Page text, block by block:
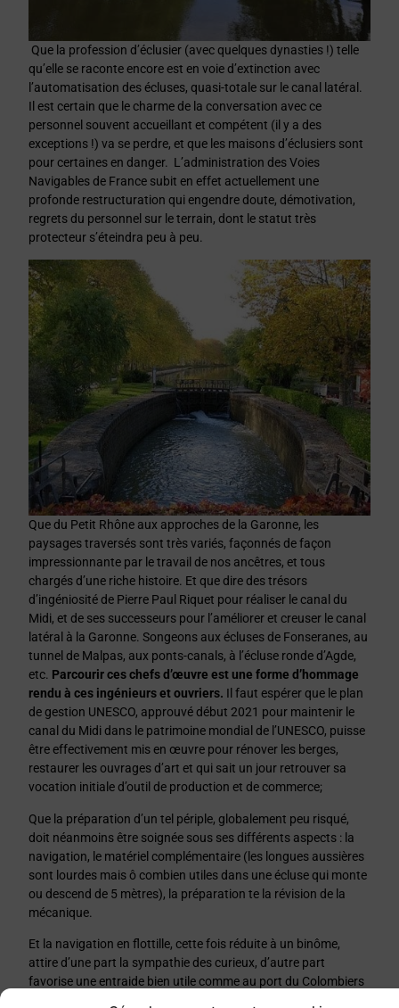
Que la profession d’éclusier (avec quelques dynasties !) telle
qu’elle se raconte encore est en voie d’extinction avec
l’automatisation des écluses, quasi-totale sur le canal latéral.
Il est certain que le charme de la conversation avec ce
personnel souvent accueillant et compétent (il y a des
exceptions !) va se perdre, et que les maisons d’éclusiers sont
pour certaines en danger. L’administration des Voies
Navigables de France subit en effet actuellement une
profonde restructuration qui engendre doute, démotivation,
regrets du personnel sur le terrain, dont le statut très
protecteur s’éteindra peu à peu.
Que du Petit Rhône aux approches de la Garonne, les
paysages traversés sont très variés, façonnés de façon
impressionnante par le travail de nos ancêtres, et tous
chargés d’une riche histoire. Et que dire des trésors
d’ingéniosité de Pierre Paul Riquet pour réaliser le canal du
Midi, et de ses successeurs pour l’améliorer et creuser le canal
latéral à la Garonne. Songeons aux écluses de Fonseranes, au
tunnel de Malpas, aux ponts-canals, à l’écluse ronde d’Agde,
etc. Parcourir ces chefs d’œuvre est une forme d’hommage
rendu à ces ingénieurs et ouvriers. Il faut espérer que le plan
de gestion UNESCO, approuvé début 2021 pour maintenir le
canal du Midi dans le patrimoine mondial de l’UNESCO, puisse
être effectivement mis en œuvre pour rénover les berges,
restaurer les ouvrages d’art et qui sait un jour retrouver sa
vocation initiale d’outil de production et de commerce;
Que la préparation d’un tel périple, globalement peu risqué,
doit néanmoins être soignée sous ses différents aspects : la
navigation, le matériel complémentaire (les longues aussières
sont lourdes mais ô combien utiles dans une écluse qui monte
ou descend de 5 mètres), la préparation te la révision de la
mécanique.
Et la navigation en flottille, cette fois réduite à un binôme,
attire d’une part la sympathie des curieux, d’autre part
favorise une entraide bien utile comme au port du Colombiers